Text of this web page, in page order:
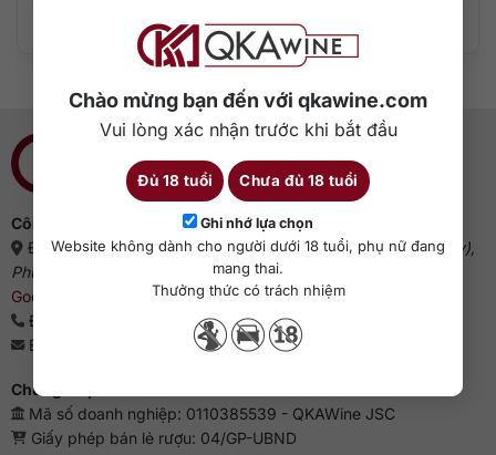
Chào mừng bạn đến với qkawine.com
Vui lòng xác nhận trước khi bắt đầu
Đủ 18 tuổi Chưa đủ 18 tuổi
Ghi nhớ lựa chọn
Website không dành cho người dưới 18 tuổi, phụ nữ đang
mang thai.
Thưởng thức có trách nhiệm
Thêm vào giỏ hàng Thêm vào giỏ hàng
Công ty cổ phần QKAWine
Địa chỉ:Tầng 1, số 12A, lô TT02, KĐT HDMon (Hải Đăng City),
Phường Mỹ Đình 2, Quận Nam Từ Liêm, Thành phố Hà Nội
Google Maps
Điện thoại:
0363 909 636
Email:
sales@qkawine.com
Chứng nhận kinh doanh
Mã số doanh nghiệp: 0110385539 - QKAWine JSC
Giấy phép bán lẻ rượu: 04/GP-UBND